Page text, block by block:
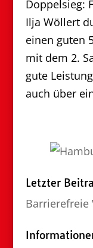
Doppelsieg:
Ilja Wöllert
einen guten
mit dem 2.
gute
auch über
Letzter
Barrierefreie